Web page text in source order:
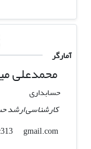
آمارگر
محمدعلی
حسابداری
کارشناسی ارشد
ali.acc313
gmail.com